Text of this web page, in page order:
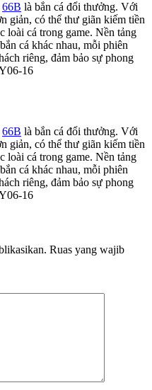
66B là bắn cá đổi thưởng. Với
giản, có thể thư giãn kiếm tiền
loài cá trong game. Nền tảng
cá khác nhau, mỗi phiên
riêng, đảm bảo sự phong
16
66B là bắn cá đổi thưởng. Với
giản, có thể thư giãn kiếm tiền
loài cá trong game. Nền tảng
cá khác nhau, mỗi phiên
riêng, đảm bảo sự phong
16
Ruas yang wajib